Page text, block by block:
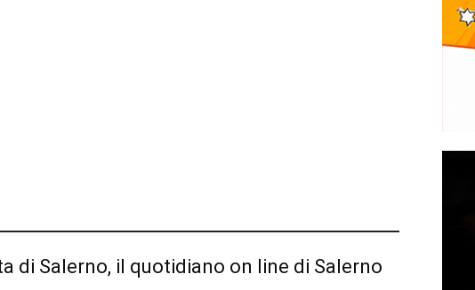
di Salerno, il quotidiano on line di Salerno